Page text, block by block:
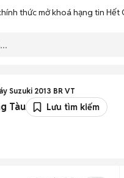
thức mở khoá hạng tin
Suzuki 2013 BR VT
Tàu Lưu tìm kiếm